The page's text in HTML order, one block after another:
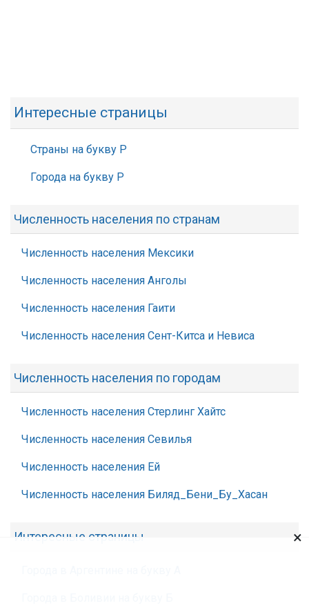
Интересные страницы
Страны на букву Р
Города на букву Р
Численность населения по странам
Численность населения Мексики
Численность населения Анголы
Численность населения Гаити
Численность населения Сент-Китса и Невиса
Численность населения по городам
Численность населения Стерлинг Хайтс
Численность населения Севилья
Численность населения Ей
Численность населения Биляд_Бени_Бу_Хасан
Интересные страницы ×